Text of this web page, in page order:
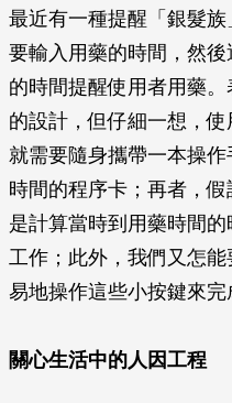
最近有一種提醒「銀髮
要輸入用藥的時間，然
的時間提醒使用者用藥
的設計，但仔細一想，
就需要隨身攜帶一本操
時間的程序卡；再者，
是計算當時到用藥時間
工作；此外，我們又怎
易地操作這些小按鍵來
關心生活中的人因工程